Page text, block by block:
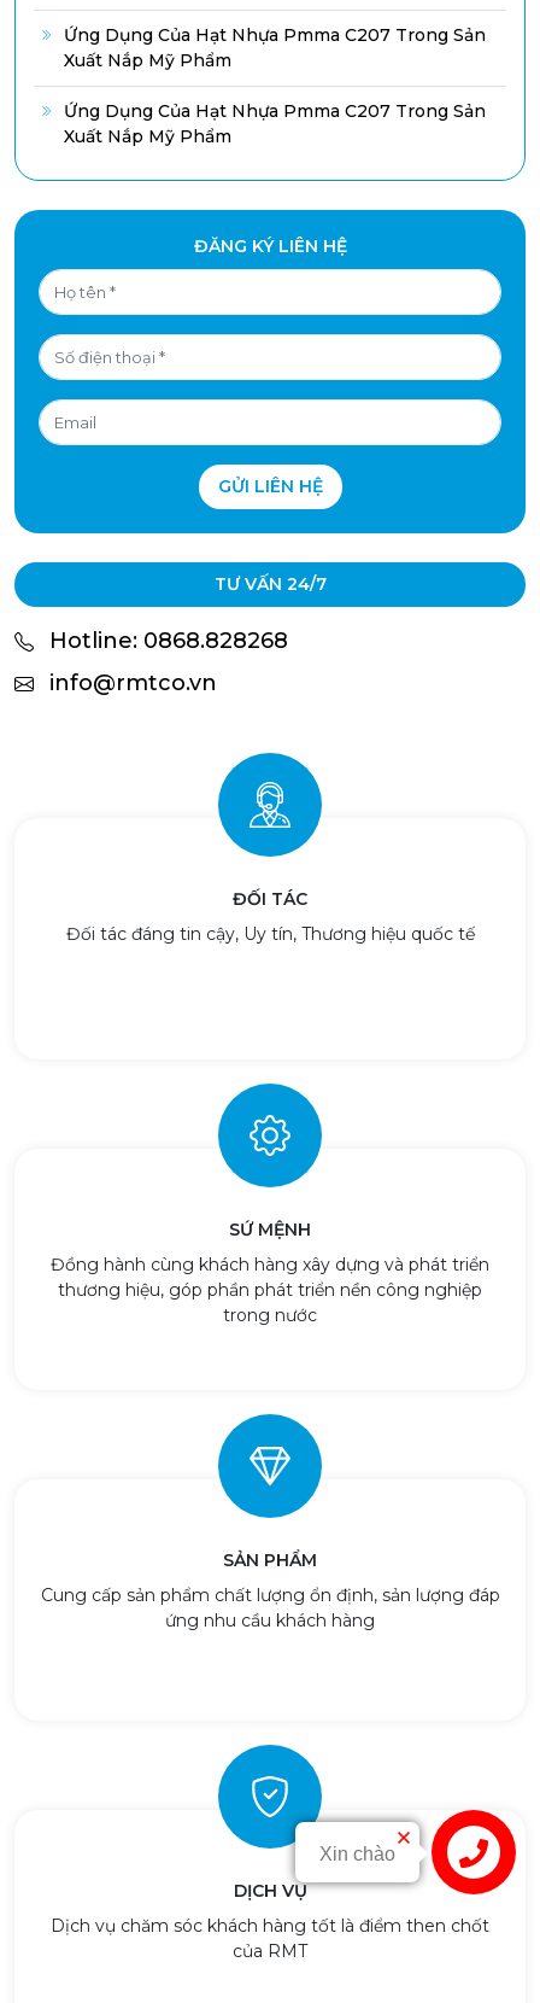
Ứng Dụng Của Hạt Nhựa Pmma C207 Trong Sản
Xuất Nắp Mỹ Phẩm
Ứng Dụng Của Hạt Nhựa Pmma C207 Trong Sản
Xuất Nắp Mỹ Phẩm
ĐĂNG KÝ LIÊN HỆ
GỬI LIÊN HỆ
TƯ VẤN 24/7
Hotline: 0868.828268
info@rmtco.vn
ĐỐI TÁC
Đối tác đáng tin cậy, Uy tín, Thương hiệu quốc tế
SỨ MỆNH
Đồng hành cùng khách hàng xây dựng và phát triển
thương hiệu, góp phần phát triển nền công nghiệp
trong nước
SẢN PHẨM
Cung cấp sản phẩm chất lượng ổn định, sản lượng đáp
ứng nhu cầu khách hàng
DỊCH VỤ
Dịch vụ chăm sóc khách hàng tốt là điểm then chốt
của RMT
Liên hệ